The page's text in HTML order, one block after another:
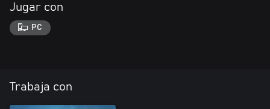
Jugar con
PC
Trabaja con